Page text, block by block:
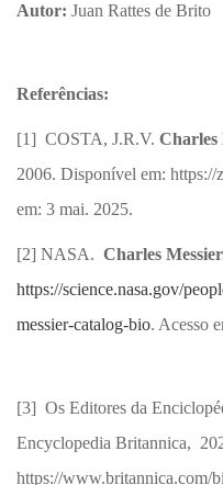
Autor: Juan Rattes de Brito
Referências:
[1] COSTA, J.R.V. Charles
2006. Disponível em: https://
em: 3 mai. 2025.
[2] NASA. Charles
https://science.nasa.gov/
messier-catalog-bio. Acesso
[3] Os Editores da
Encyclopedia Britannica,
https://www.britannica.com/